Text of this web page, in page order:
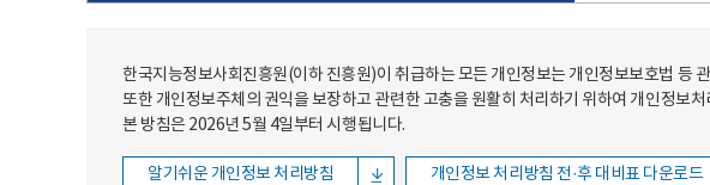
한국지능정보사회진흥원(이하 진흥원)이 취급하는 모든 개인정보는 개인정보보호법 등
또한 개인정보주체의 권익을 보장하고 관련한 고충을 원활히 처리하기 위하여 개인정보
본 방침은 2026년 5월 4일부터 시행됩니다.
알기쉬운 개인정보 처리방침 개인정보 처리방침 전·후 대비표 다운로드